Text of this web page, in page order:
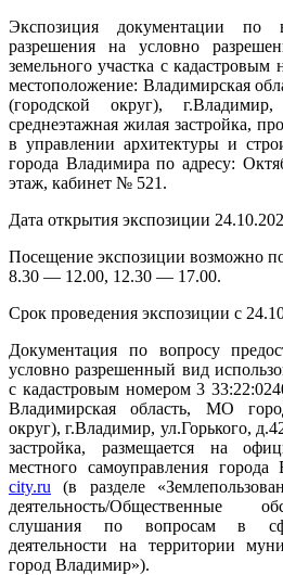
Экспозиция документации по
разрешения на условно
земельного участка с кадастровым
местоположение: Владимирская
(городской округ),
среднеэтажная жилая застройка,
в управлении архитектуры и
города Владимира по адресу:
этаж, кабинет № 521.
Дата открытия экспозиции
Посещение экспозиции возможно
8.30 — 12.00, 12.30 — 17.00.
Срок проведения экспозиции с
Документация по вопросу
условно разрешенный вид
с кадастровым номером 3
Владимирская область, МО
округ), г.Владимир, ул.Горького,
застройка, размещается на
местного самоуправления города
city.ru (в разделе
деятельность/Общественные
слушания по вопросам в
деятельности на территории
город Владимир»).